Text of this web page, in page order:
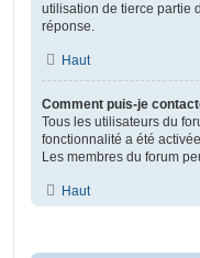
utilisation de tierce partie
réponse.
Haut
Comment puis-je
Tous les utilisateurs du
fonctionnalité a été
Les membres du forum
Haut